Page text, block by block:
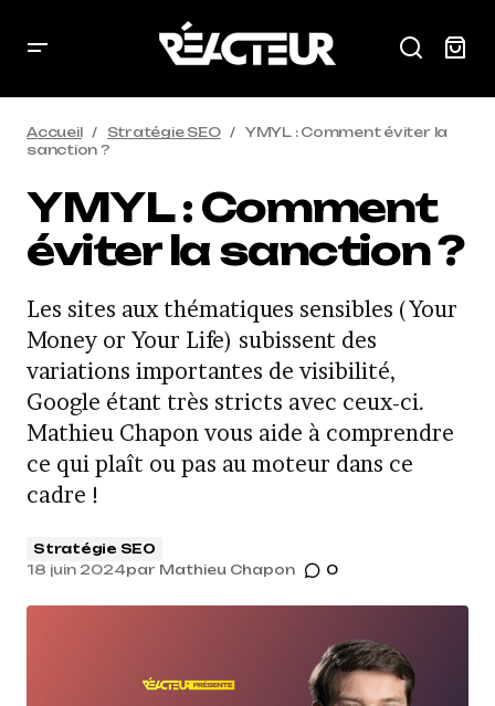
Accueil Stratégie SEO
YMYL : Comment éviter la
sanction ?
YMYL : Comment
éviter la sanction ?
Les sites aux thématiques sensibles (Your
Money or Your Life) subissent des
variations importantes de visibilité,
Google étant très stricts avec ceux-ci.
Mathieu Chapon vous aide à comprendre
ce qui plaît ou pas au moteur dans ce
cadre !
Stratégie SEO
18 juin 2024par Mathieu Chapon 0